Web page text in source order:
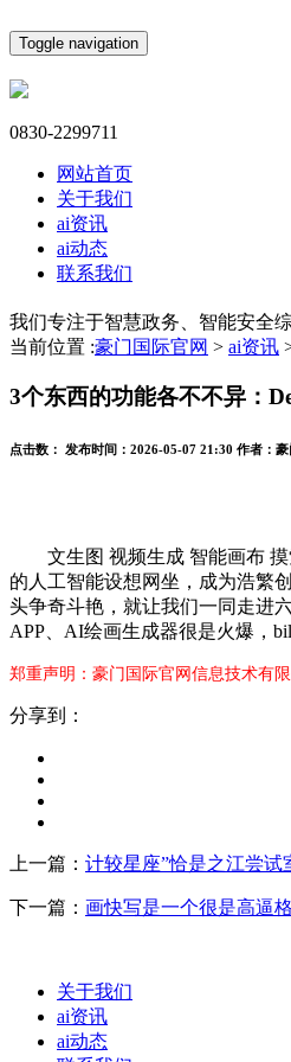
Toggle navigation
0830-2299711
网站首页
关于我们
ai资讯
ai动态
联系我们
我们专注于智慧政务、智能安全
当前位置 :豪门国际官网 > ai资讯
3个东西的功能各不不异：
点击数： 发布时间： 2026-05-07 21:30 作者： 豪
文生图 视频生成 智能画布 摸
的人工智能设想网坐，成为浩繁
头争奇斗艳，就让我们一同走进
APP、AI绘画生成器很是火爆，
郑重声明：豪门国际官网信息技术有
分享到：
上一篇： 计较星座”恰是之江尝试
下一篇： 画快写是一个很是高逼
关于我们
ai资讯
ai动态